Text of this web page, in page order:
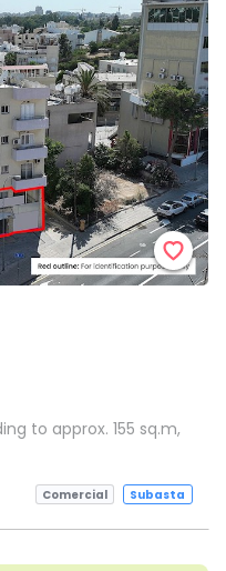
to approx. 155 sq.m,
Comercial Subasta